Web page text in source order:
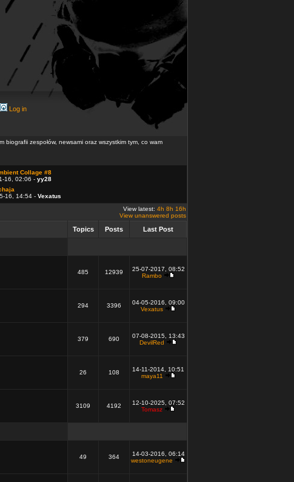
Log in
zespołów, newsami oraz wszystkim tym, co wam
Collage #8
16, 02:06 - yy28
16, 14:54 - Vexatus
View latest: 4h 8h 16h
View unanswered posts
Topics Posts Last Post
485 12939
25-07-2017, 08:52
Rambo
294 3396
04-05-2016, 09:00
Vexatus
379 690
07-08-2015, 13:43
DevilRed
26 108
14-11-2014, 10:51
maya11
3109 4192
12-10-2025, 07:52
Tomasz
49 364
14-03-2016, 06:14
westoneugene